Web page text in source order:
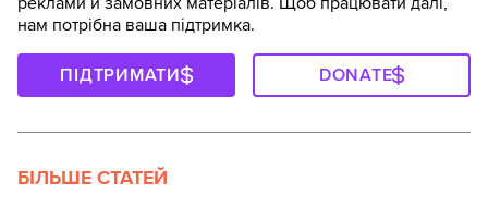
нам потрібна ваша підтримка.
ПІДТРИМАТИ DONATE
БІЛЬШЕ СТАТЕЙ